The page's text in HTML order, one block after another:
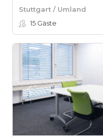
Stuttgart / Umland
15 Gäste